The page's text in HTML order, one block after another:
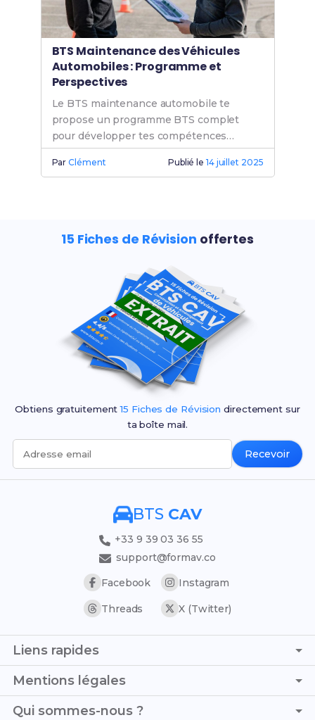
BTS Maintenance des Véhicules
Automobiles : Programme et
Perspectives
Le BTS maintenance automobile te
propose un programme BTS complet
pour développer tes compétences
maintenance et ouvrir de nombreuses
perspectives carrière.
ParClément Publié le 14 juillet 2025
15 Fiches de Révision offertes
Obtiens gratuitement15 Fiches de Révision directement sur
ta boîte mail.
Adresse email Recevoir
BTS CAV
+33 9 39 03 36 55
support@formav.co
Facebook
Instagram
Threads X (Twitter)
Liens rapides
Page d'accueil
Simulateur de notes
Trouver son stage
Mentions légales
C.G.V. - C.G.U.
Qui sommes-nous ?